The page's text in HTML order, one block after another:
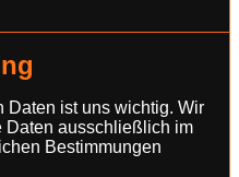
Daten ist uns wichtig. Wir
Daten ausschließlich im
Bestimmungen